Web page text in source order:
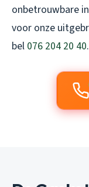
onbetrouwbare
voor onze
bel 076 204 20 40.